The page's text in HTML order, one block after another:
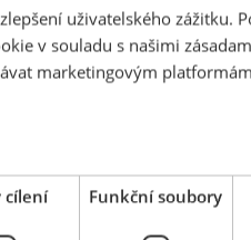
produkty
uživatelského zážitku.
v souladu s našimi
marketingovým
cílení Funkční soubory